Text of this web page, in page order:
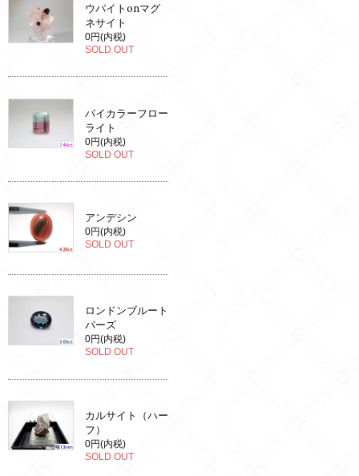
ウバイトonマグ
ネサイト
0円(内税)
SOLD OUT
バイカラーフロー
ライト
0円(内税)
SOLD OUT
アンデシン
0円(内税)
SOLD OUT
ロンドンブルート
パーズ
0円(内税)
SOLD OUT
カルサイト（ハー
フ）
0円(内税)
SOLD OUT